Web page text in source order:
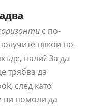
с по-
някои по-
нали? За да
трябва да
след като
ви помоли да